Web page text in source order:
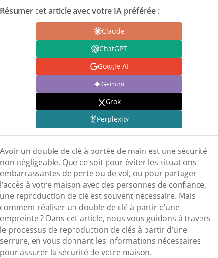
Résumer cet article avec votre IA préférée :
Claude
ChatGPT
Google AI
Gemini
Grok
Perplexity
Avoir un double de clé à portée de main est une sécurité
non négligeable. Que ce soit pour éviter les situations
embarrassantes de perte ou de vol, ou pour partager
l’accès à votre maison avec des personnes de confiance,
une reproduction de clé est souvent nécessaire. Mais
comment réaliser un double de clé à partir d’une
empreinte ? Dans cet article, nous vous guidons à travers
le processus de reproduction de clés à partir d’une
serrure, en vous donnant les informations nécessaires
pour assurer la sécurité de votre maison.